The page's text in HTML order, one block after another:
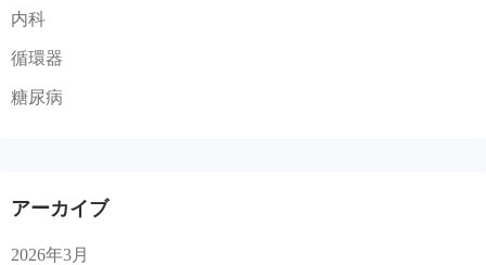
内科
循環器
糖尿病
アーカイブ
2026年3月